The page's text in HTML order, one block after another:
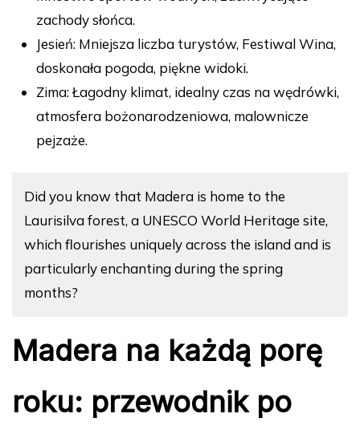
zachody słońca.
Jesień: Mniejsza liczba turystów, Festiwal Wina,
doskonała pogoda, piękne widoki.
Zima: Łagodny klimat, idealny czas na wędrówki,
atmosfera bożonarodzeniowa, malownicze
pejzaże.
Did you know that Madera is home to the
Laurisilva forest, a UNESCO World Heritage site,
which flourishes uniquely across the island and is
particularly enchanting during the spring
months?
Madera na każdą porę
roku: przewodnik po